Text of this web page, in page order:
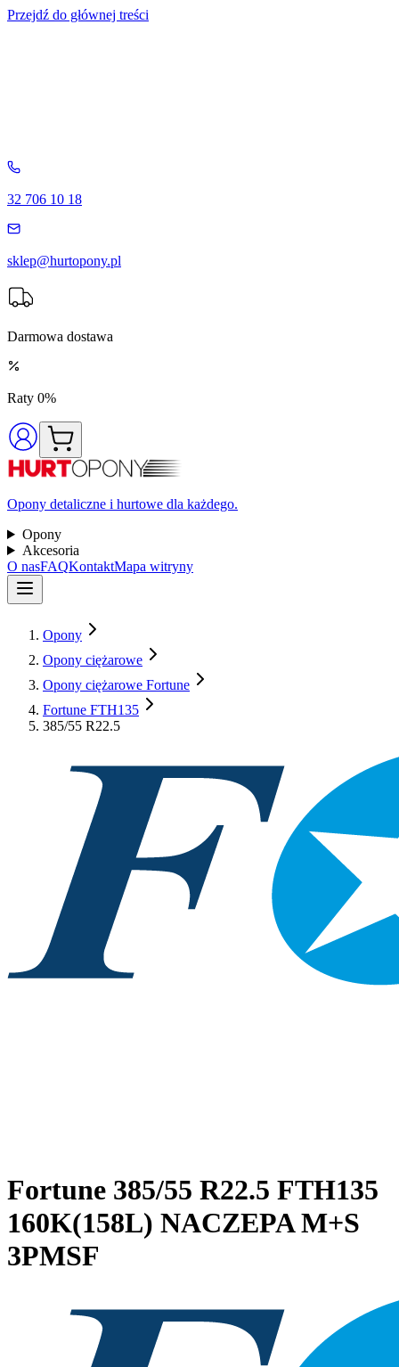
Przejdź do głównej treści
32 706 10 18
sklep@hurtopony.pl
Darmowa dostawa
Raty 0%
Opony detaliczne i hurtowe dla każdego.
Opony
Akcesoria
O nasFAQKontaktMapa witryny
Opony
Opony ciężarowe
Opony ciężarowe Fortune
Fortune FTH135
385/55 R22.5
Fortune 385/55 R22.5 FTH135
160K(158L) NACZEPA M+S
3PMSF